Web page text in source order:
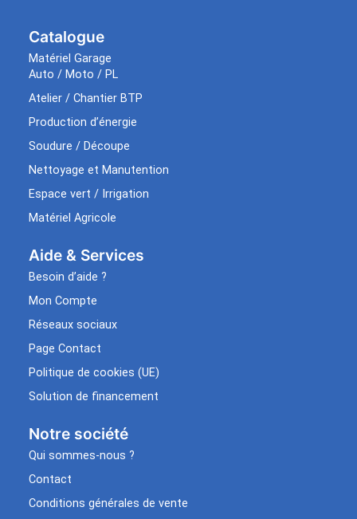
Catalogue
Matériel Garage
Auto / Moto / PL
Atelier / Chantier BTP
Production d’énergie
Soudure / Découpe
Nettoyage et Manutention
Espace vert / Irrigation
Matériel Agricole
Aide & Services​
Besoin d’aide ?
Mon Compte
Réseaux sociaux
Page Contact
Politique de cookies (UE)
Solution de financement
Notre société
Qui sommes-nous ?
Contact
Conditions générales de vente